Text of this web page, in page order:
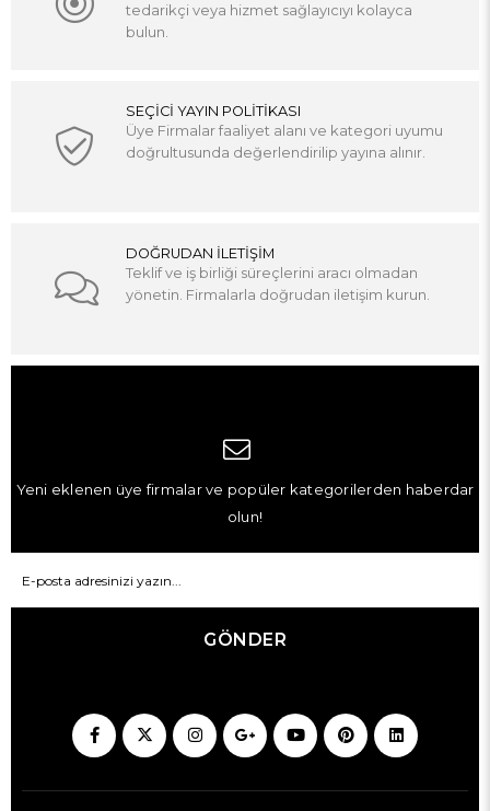
tedarikçi veya hizmet sağlayıcıyı kolayca
bulun.
SEÇİCİ YAYIN POLİTİKASI
Üye Firmalar faaliyet alanı ve kategori uyumu
doğrultusunda değerlendirilip yayına alınır.
DOĞRUDAN İLETİŞİM
Teklif ve iş birliği süreçlerini aracı olmadan
yönetin. Firmalarla doğrudan iletişim kurun.
Yeni eklenen üye firmalar ve popüler kategorilerden haberdar
olun!
GÖNDER